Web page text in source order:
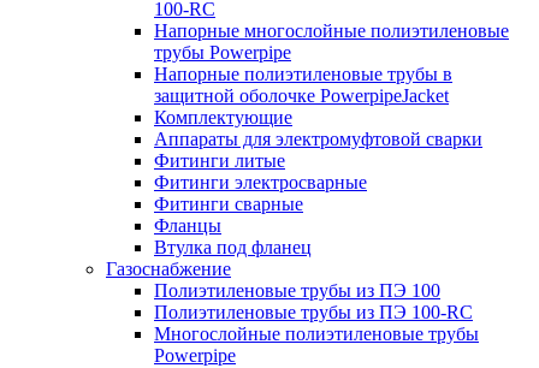
100-RC
Напорные многослойные полиэтиленовые
трубы Powerpipe
Напорные полиэтиленовые трубы в
защитной оболочке PowerpipeJacket
Комплектующие
Аппараты для электромуфтовой сварки
Фитинги литые
Фитинги электросварные
Фитинги сварные
Фланцы
Втулка под фланец
Газоснабжение
Полиэтиленовые трубы из ПЭ 100
Полиэтиленовые трубы из ПЭ 100-RC
Многослойные полиэтиленовые трубы
Powerpipe